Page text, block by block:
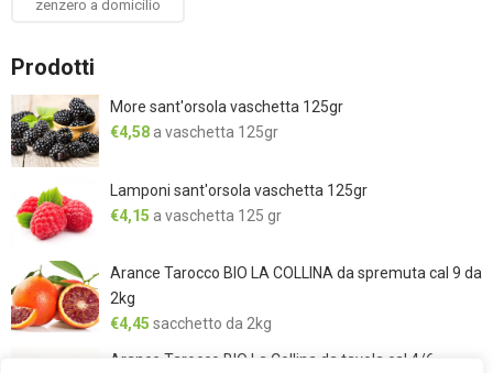
zenzero a domicilio
Prodotti
More sant'orsola vaschetta 125gr
€4,58 a vaschetta 125gr
Lamponi sant'orsola vaschetta 125gr
€4,15 a vaschetta 125 gr
Arance Tarocco BIO LA COLLINA da spremuta cal 9 da
2kg
€4,45 sacchetto da 2kg
Arance Tarocco BIO La Collina da tavola cal 4/6